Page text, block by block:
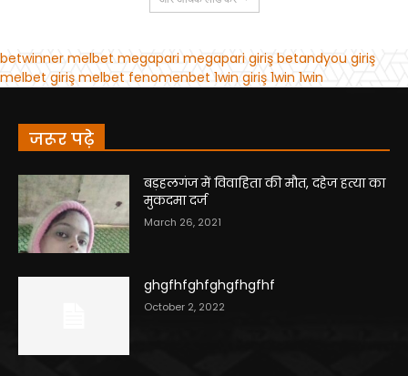
जरूर पढ़े
बड़हलगंज में विवाहिता की मौत, दहेज हत्या का
मुकदमा दर्ज
March 26, 2021
ghgfhfghfghgfhgfhf
October 2, 2022